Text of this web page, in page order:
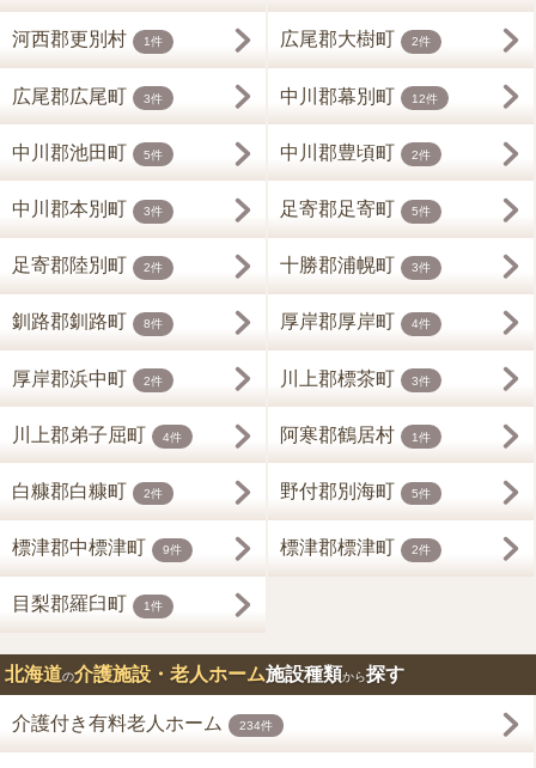
河西郡更別村 1件 広尾郡大樹町 2件
広尾郡広尾町 3件 中川郡幕別町 12件
中川郡池田町 5件 中川郡豊頃町 2件
中川郡本別町 3件 足寄郡足寄町 5件
足寄郡陸別町 2件 十勝郡浦幌町 3件
釧路郡釧路町 8件 厚岸郡厚岸町 4件
厚岸郡浜中町 2件 川上郡標茶町 3件
川上郡弟子屈町 4件 阿寒郡鶴居村 1件
白糠郡白糠町 2件 野付郡別海町 5件
標津郡中標津町 9件 標津郡標津町 2件
目梨郡羅臼町 1件
北海道の介護施設・老人ホーム施設種類から探す
介護付き有料老人ホーム 234件